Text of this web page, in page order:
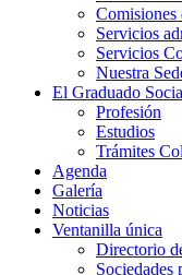
Comisiones
Servicios
Servicios
Nuestra
El Graduado
Profesión
Estudios
Trámites
Agenda
Galería
Noticias
Ventanilla única
Directorio
Sociedades